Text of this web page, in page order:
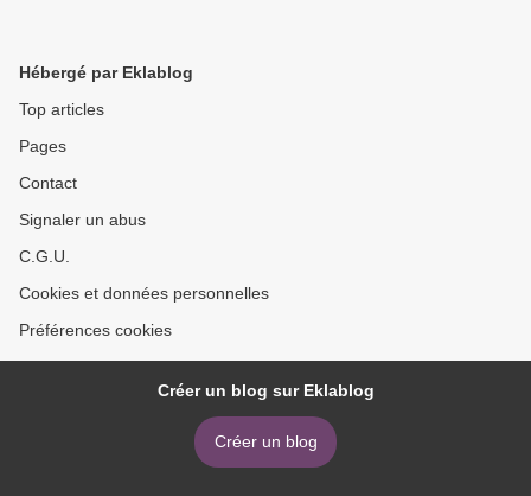
Hébergé par Eklablog
Top articles
Pages
Contact
Signaler un abus
C.G.U.
Cookies et données personnelles
Préférences cookies
Créer un blog sur Eklablog
Créer un blog